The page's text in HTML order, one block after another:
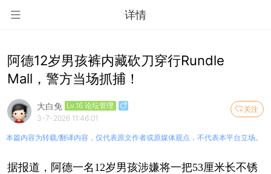
详情
阿德12岁男孩裤内藏砍刀穿行Rundle
Mall，警方当场抓捕！
关注
大白免 Lv.16 论坛管理
3-7-2026 11:46:01
本篇内容为转载/翻译内容，仅代表原文作者或原媒体观点，不代表本平台立场。
据报道，阿德一名12岁男孩涉嫌将一把53厘米长不锈